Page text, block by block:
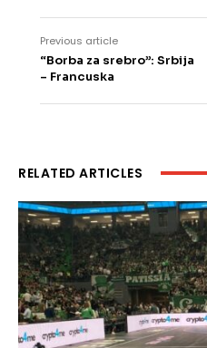
Previous article
“Borba za srebro”: Srbija
– Francuska
RELATED ARTICLES